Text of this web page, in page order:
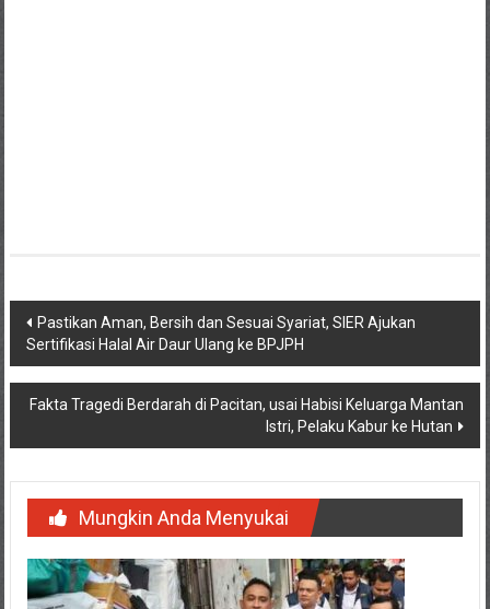
Navigasi
pos
Pastikan Aman, Bersih dan Sesuai Syariat, SIER Ajukan
Sertifikasi Halal Air Daur Ulang ke BPJPH
Fakta Tragedi Berdarah di Pacitan, usai Habisi Keluarga Mantan
Istri, Pelaku Kabur ke Hutan
Mungkin Anda Menyukai